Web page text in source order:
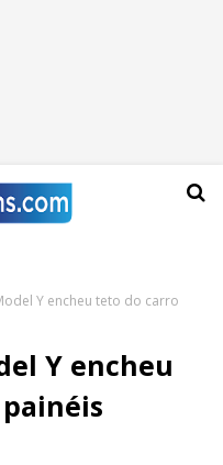
de 2026
Y encheu teto do carro
Y encheu